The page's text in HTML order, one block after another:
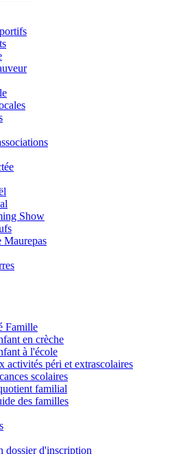
Show
Maurepas
Famille
en crèche
à l'école
activités péri et extrascolaires
scolaires
familial
des familles
dossier d'inscription